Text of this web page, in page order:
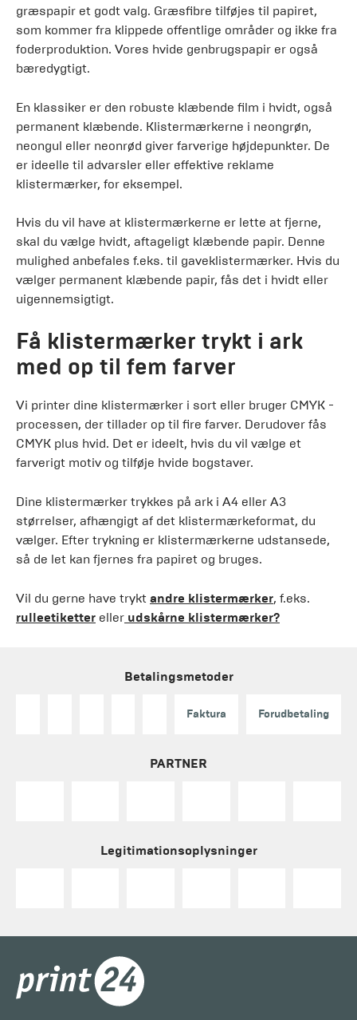
græspapir et godt valg. Græsfibre tilføjes til papiret,
som kommer fra klippede offentlige områder og ikke fra
foderproduktion. Vores hvide genbrugspapir er også
bæredygtigt.
En klassiker er den robuste klæbende film i hvidt, også
permanent klæbende. Klistermærkerne i neongrøn,
neongul eller neonrød giver farverige højdepunkter. De
er ideelle til advarsler eller effektive reklame
klistermærker, for eksempel.
Hvis du vil have at klistermærkerne er lette at fjerne,
skal du vælge hvidt, aftageligt klæbende papir. Denne
mulighed anbefales f.eks. til gaveklistermærker. Hvis du
vælger permanent klæbende papir, fås det i hvidt eller
uigennemsigtigt.
Få klistermærker trykt i ark
med op til fem farver
Vi printer dine klistermærker i sort eller bruger CMYK -
processen, der tillader op til fire farver. Derudover fås
CMYK plus hvid. Det er ideelt, hvis du vil vælge et
farverigt motiv og tilføje hvide bogstaver.
Dine klistermærker trykkes på ark i A4 eller A3
størrelser, afhængigt af det klistermærkeformat, du
vælger. Efter trykning er klistermærkerne udstansede,
så de let kan fjernes fra papiret og bruges.
Vil du gerne have trykt andre klistermærker, f.eks.
rulleetiketter eller udskårne klistermærker?
Betalingsmetoder
Faktura Forudbetaling
PARTNER
Legitimationsoplysninger